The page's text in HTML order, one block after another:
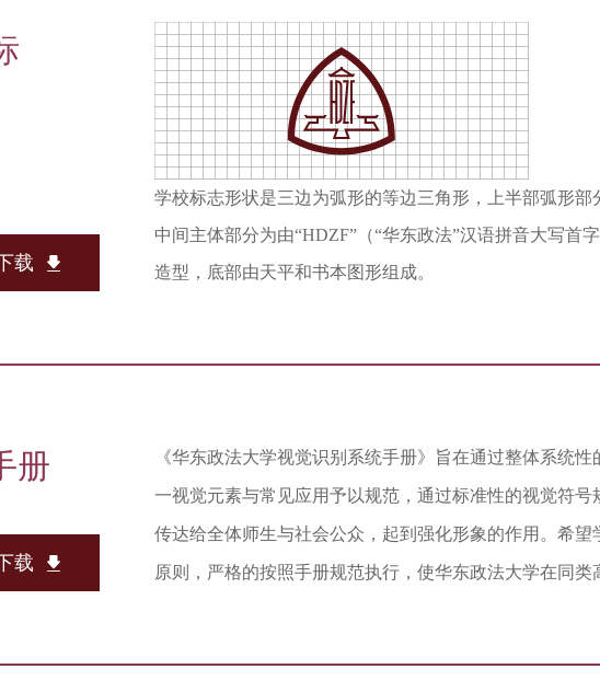
载
学校标志形状是三边为弧形的等边三角形，上半部弧形部
中间主体部分为由“HDZF”（“华东政法”汉语拼音大写首
造型，底部由天平和书本图形组成。
载
册 《华东政法大学视觉识别系统手册》旨在通过整体系统
一视觉元素与常见应用予以规范，通过标准性的视觉符
传达给全体师生与社会公众，起到强化形象的作用。希
原则，严格的按照手册规范执行，使华东政法大学在同类